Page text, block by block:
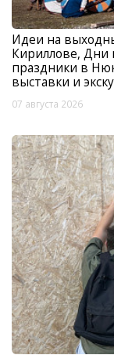
Идеи на
Кириллове, Дни
праздники в
выставки и
07 августа 2026